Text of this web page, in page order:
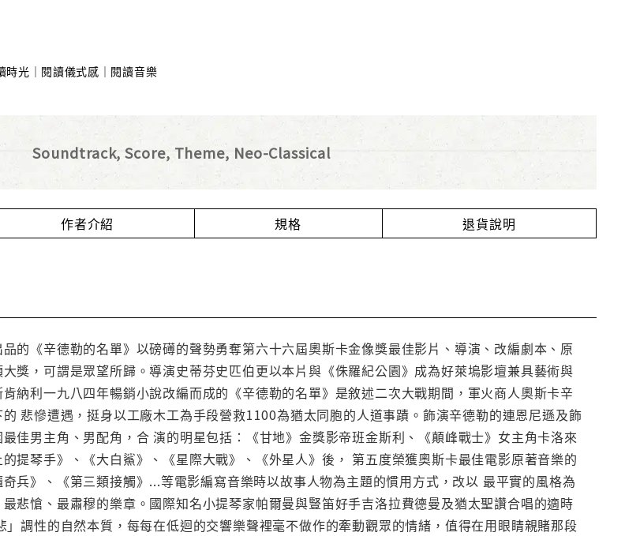
時光｜閱讀儀式感｜閱讀音樂
Soundtrack, Score, Theme, Neo-Classical
作者介紹 規格 退貨說明
的《辛德勒的名單》以磅礡的聲勢勇奪第六十六屆奧斯卡金像獎最佳影片、導演、改編劇本、原
獎，可謂是眾望所歸。導演史蒂芬史匹伯更以本片與《侏羅紀公園》成為好萊塢影壇兼具藝術與
納利一九八四年暢銷小說改編而成的《辛德勒的名單》是敘述二次大戰期間，軍火商人奧斯卡辛
悲慘遭遇，挺身以工廠木工為手段營救1100為猶太同胞的人道事蹟。飾演辛德勒的連恩尼遜及飾
佳男主角、男配角，合 演的明星包括：《甘地》金獎影帝班金斯利、《顛峰戰士》女主角卡洛來
提琴手》、《大白鯊》、《星際大戰》、《外星人》後， 第五度榮獲奧斯卡最佳電影原著音樂的
兵》、《第三類接觸》...等電影編寫音樂時以故事人物為主題的慣用方式，改以 最平實的風格為
悲愴、最肅穆的樂章。國際知名小提琴家帕爾曼與豎笛好手吉洛拉費德曼及猶太聖讚合唱的適時
調性的自然本質，每每在低迴的交響樂聲裡毫不做作的牽動觀眾的情緒，值得在用眼睛親賭那段